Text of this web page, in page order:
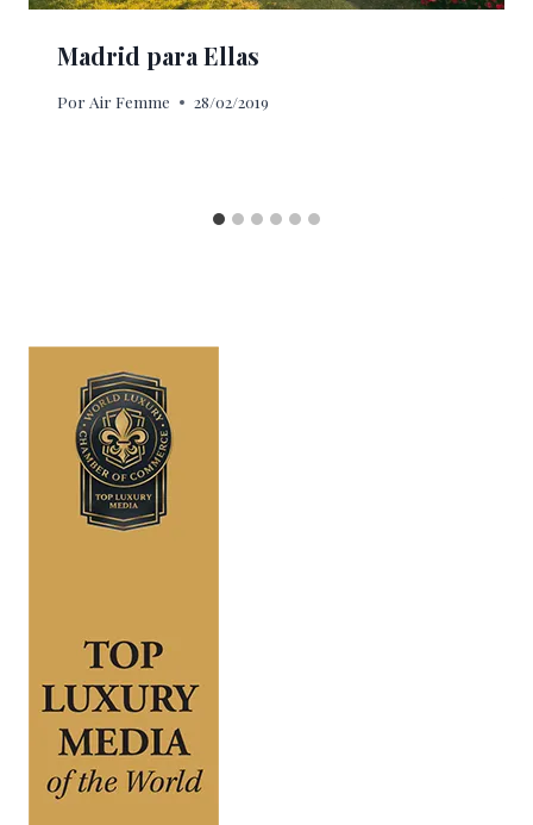
Madrid para Ellas
Por Air Femme 28/02/2019